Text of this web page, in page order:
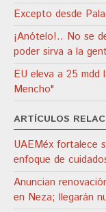
Excepto desde
¡Anótelo!.. No se
poder sirva a la
EU eleva a 25 mdd
Mencho"
ARTÍCULOS
UAEMéx fortalece
enfoque de
Anuncian
en Neza; llegarán